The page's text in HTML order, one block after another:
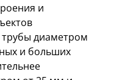
и
трубы диаметром
и больших